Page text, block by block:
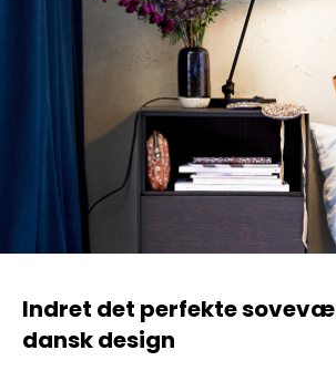
Indret det perfekte
dansk design